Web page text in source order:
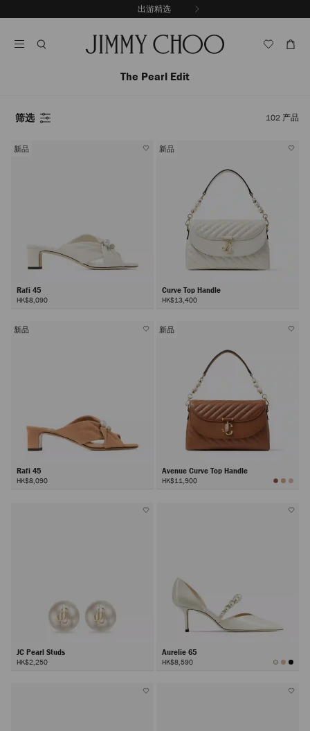
至
出游精选
The Pearl Edit
筛选 102 产品
新品
Rafi 45
HK$8,090
新品
Curve Top Handle
HK$13,400
新品
Rafi 45
HK$8,090
新品
Avenue Curve Top Handle
HK$11,900
JC Pearl Studs
HK$2,250
Aurelie 65
HK$8,590